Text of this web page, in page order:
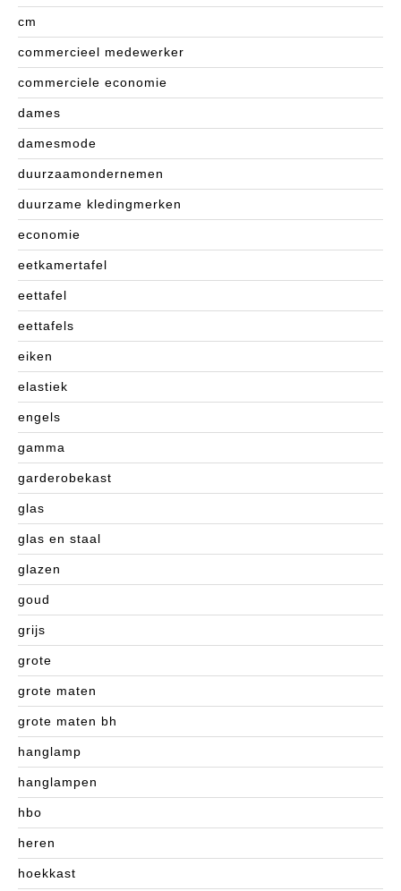
cm
commercieel medewerker
commerciele economie
dames
damesmode
duurzaamondernemen
duurzame kledingmerken
economie
eetkamertafel
eettafel
eettafels
eiken
elastiek
engels
gamma
garderobekast
glas
glas en staal
glazen
goud
grijs
grote
grote maten
grote maten bh
hanglamp
hanglampen
hbo
heren
hoekkast